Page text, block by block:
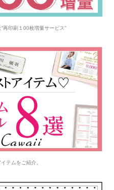
再印刷１00枚増量サービス”
テムをご紹介。